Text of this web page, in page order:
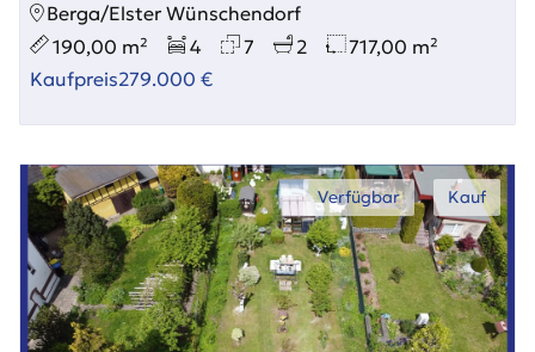
Berga/Elster Wünschendorf
190,00 m²
4 7 2
717,00 m²
Kaufpreis279.000 €
Verfügbar Kauf